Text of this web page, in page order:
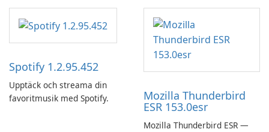
Spotify 1.2.95.452
Upptäck och streama din
favoritmusik med Spotify.
Mozilla Thunderbird
ESR 153.0esr
Mozilla Thunderbird ESR —